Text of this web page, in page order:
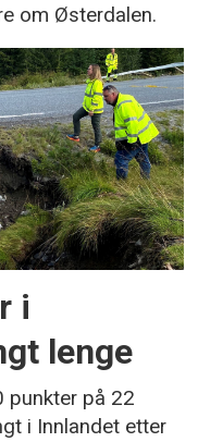
om Østerdalen.
i
lenge
punkter på 22
i Innlandet etter